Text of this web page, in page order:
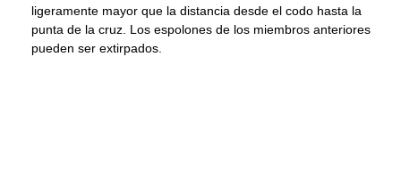
ligeramente mayor que la distancia desde el codo hasta la
punta de la cruz. Los espolones de los miembros anteriores
pueden ser extirpados.